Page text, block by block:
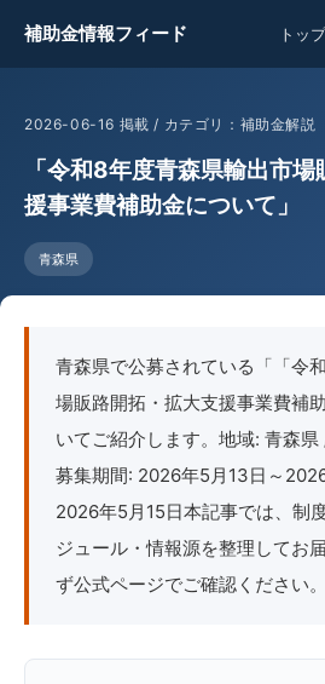
補助金情報フィード トップ
2026-06-16 掲載 / カテゴリ：補助金解説
「令和8年度青森県輸出市
援事業費補助金について」
青森県
青森県で公募されている「「令
場販路開拓・拡大支援事業費補
いてご紹介します。地域: 青森
募集期間: 2026年5月13日～
2026年5月15日本記事では、制
ジュール・情報源を整理してお
ず公式ページでご確認ください。